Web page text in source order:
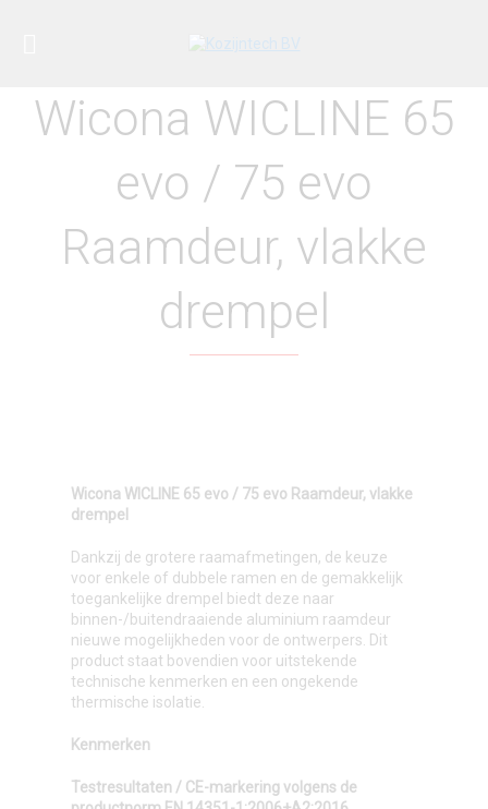
Wicona WICLINE 65
evo / 75 evo
Raamdeur, vlakke
drempel
Wicona WICLINE 65 evo / 75 evo Raamdeur, vlakke
drempel
Dankzij de grotere raamafmetingen, de keuze
voor enkele of dubbele ramen en de gemakkelijk
toegankelijke drempel biedt deze naar
binnen-/buitendraaiende aluminium raamdeur
nieuwe mogelijkheden voor de ontwerpers. Dit
product staat bovendien voor uitstekende
technische kenmerken en een ongekende
thermische isolatie.
Kenmerken
Testresultaten / CE-markering volgens de